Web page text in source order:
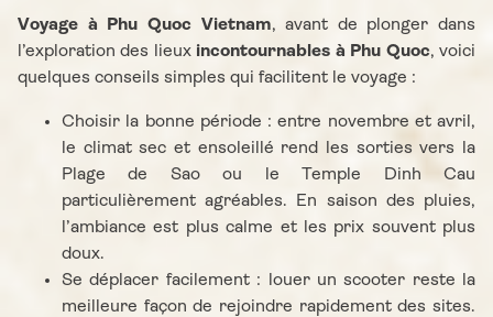
Voyage à Phu Quoc Vietnam, avant de plonger dans
l’exploration des lieux incontournables à Phu Quoc, voici
quelques conseils simples qui facilitent le voyage :
Choisir la bonne période : entre novembre et avril,
le climat sec et ensoleillé rend les sorties vers la
Plage de Sao ou le Temple Dinh Cau
particulièrement agréables. En saison des pluies,
l’ambiance est plus calme et les prix souvent plus
doux.
Se déplacer facilement : louer un scooter reste la
meilleure façon de rejoindre rapidement des sites.